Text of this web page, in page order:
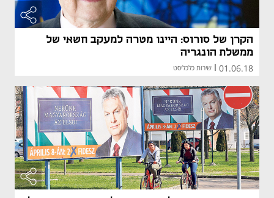
הקרן של סורוס: היינו מטרה למעקב חשאי של
ממשלת הונגריה
01.06.18
| שירות כלכליסט